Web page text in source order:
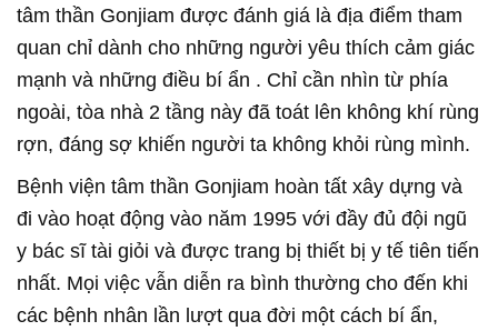
tâm thần Gonjiam được đánh giá là địa điểm tham
quan chỉ dành cho những người yêu thích cảm giác
mạnh và những điều bí ẩn . Chỉ cần nhìn từ phía
ngoài, tòa nhà 2 tầng này đã toát lên không khí rùng
rợn, đáng sợ khiến người ta không khỏi rùng mình.
Bệnh viện tâm thần Gonjiam hoàn tất xây dựng và
đi vào hoạt động vào năm 1995 với đầy đủ đội ngũ
y bác sĩ tài giỏi và được trang bị thiết bị y tế tiên tiến
nhất. Mọi việc vẫn diễn ra bình thường cho đến khi
các bệnh nhân lần lượt qua đời một cách bí ẩn,